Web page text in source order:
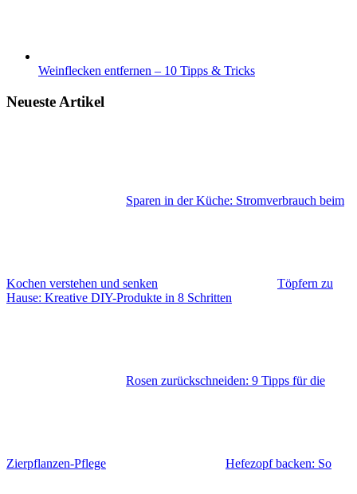
Weinflecken entfernen – 10 Tipps & Tricks
Neueste Artikel
Sparen in der Küche: Stromverbrauch beim
Kochen verstehen und senken
Töpfern zu
Hause: Kreative DIY-Produkte in 8 Schritten
Rosen zurückschneiden: 9 Tipps für die
Zierpflanzen-Pflege Hefezopf backen: So